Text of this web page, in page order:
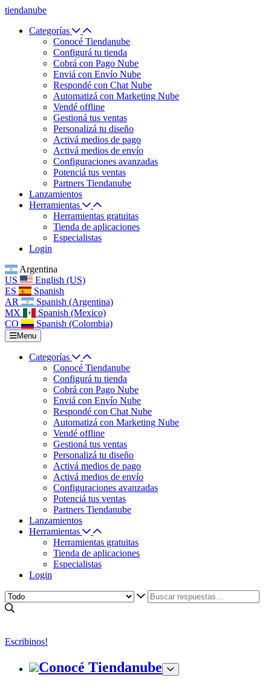
tiendanube
Categorías
Conocé Tiendanube
Configurá tu tienda
Cobrá con Pago Nube
Enviá con Envío Nube
Respondé con Chat Nube
Automatizá con Marketing Nube
Vendé offline
Gestioná tus ventas
Personalizá tu diseño
Activá medios de pago
Activá medios de envío
Configuraciones avanzadas
Potenciá tus ventas
Partners Tiendanube
Lanzamientos
Herramientas
Herramientas gratuitas
Tienda de aplicaciones
Especialistas
Login
Argentina
US
English (US)
ES
Spanish
AR
Spanish (Argentina)
MX
Spanish (Mexico)
CO
Spanish (Colombia)
Menu
Categorías
Conocé Tiendanube
Configurá tu tienda
Cobrá con Pago Nube
Enviá con Envío Nube
Respondé con Chat Nube
Automatizá con Marketing Nube
Vendé offline
Gestioná tus ventas
Personalizá tu diseño
Activá medios de pago
Activá medios de envío
Configuraciones avanzadas
Potenciá tus ventas
Partners Tiendanube
Lanzamientos
Herramientas
Herramientas gratuitas
Tienda de aplicaciones
Especialistas
Login
Escribinos!
Conocé Tiendanube